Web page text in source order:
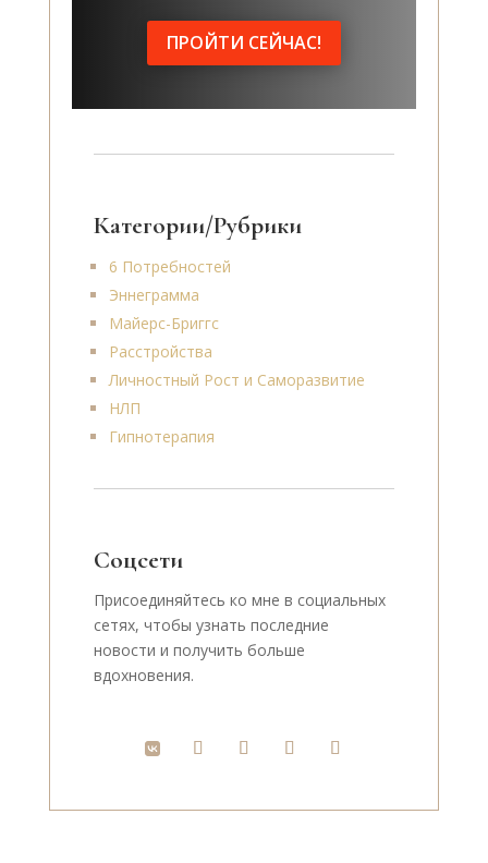
ПРОЙТИ СЕЙЧАС!
Категории/Рубрики
6 Потребностей
Эннеграмма
Майерс-Бриггс
Расстройства
Личностный Рост и Саморазвитие
НЛП
Гипнотерапия
Соцсети
Присоединяйтесь ко мне в социальных
сетях, чтобы узнать последние
новости и получить больше
вдохновения.